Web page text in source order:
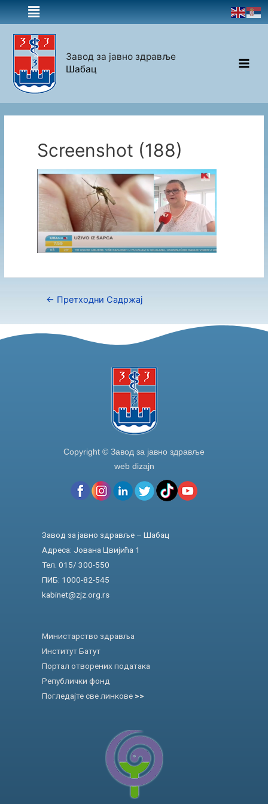
Завод за јавно здравље
Шабац
Screenshot (188)
← Претходни Садржај
Copyright © Завод за јавно здравље
web dizajn
Завод за јавно здравље – Шабац
Адреса: Јована Цвијића 1
Тел. 015/ 300-550
ПИБ: 1000-82-545
kabinet@zjz.org.rs
Министарство здравља
Институт Батут
Портал отворених података
Републички фонд
Погледајте све линкове >>